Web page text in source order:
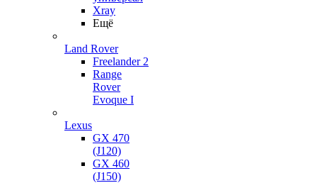
Xray
Ещё
Land Rover
Freelander 2
Range
Rover
Evoque I
Lexus
GX 470
(J120)
GX 460
(J150)